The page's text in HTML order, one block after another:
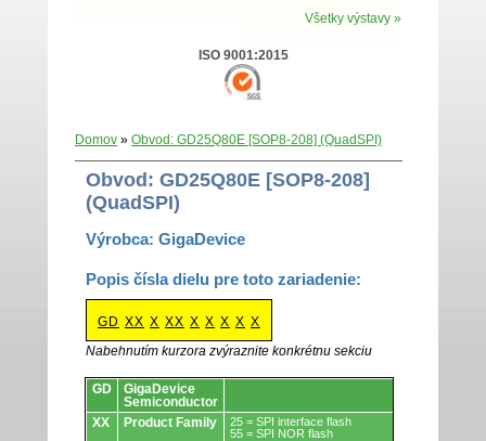
Všetky výstavy »
ISO 9001:2015
Domov » Obvod: GD25Q80E [SOP8-208] (QuadSPI)
Obvod: GD25Q80E [SOP8-208]
(QuadSPI)
Výrobca: GigaDevice
Popis čísla dielu pre toto zariadenie:
GD XX X XX X X X X X
Nabehnutím kurzora zvýraznite konkrétnu sekciu
Obvody.
GD
GigaDevice
Semiconductor
XX
Product Family
25 = SPI interface flash
55 = SPI NOR flash